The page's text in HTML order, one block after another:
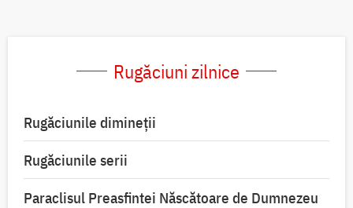
Rugăciuni zilnice
Rugăciunile dimineții
Rugăciunile serii
Paraclisul Preasfintei Născătoare de Dumnezeu